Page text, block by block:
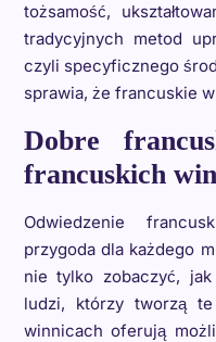
tożsamość,
tradycyjnych metod
czyli specyficznego
sprawia, że francuskie
Dobre
francuskich
Odwiedzenie
przygoda dla każdego
nie tylko zobaczyć,
ludzi, którzy tworzą
winnicach oferują